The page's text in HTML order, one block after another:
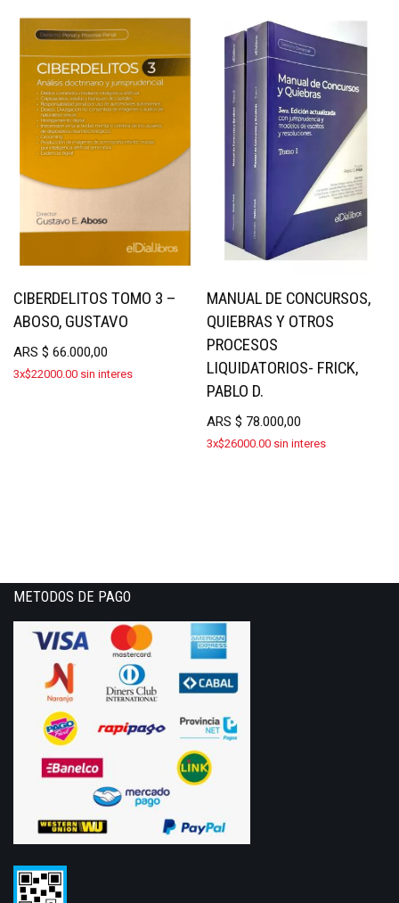
CIBERDELITOS TOMO 3 –
ABOSO, GUSTAVO
ARS $ 66.000,00
3x$22000.00 sin interes
MANUAL DE CONCURSOS,
QUIEBRAS Y OTROS
PROCESOS
LIQUIDATORIOS- FRICK,
PABLO D.
ARS$ 78.000,00
3x$26000.00 sin interes
METODOS DE PAGO